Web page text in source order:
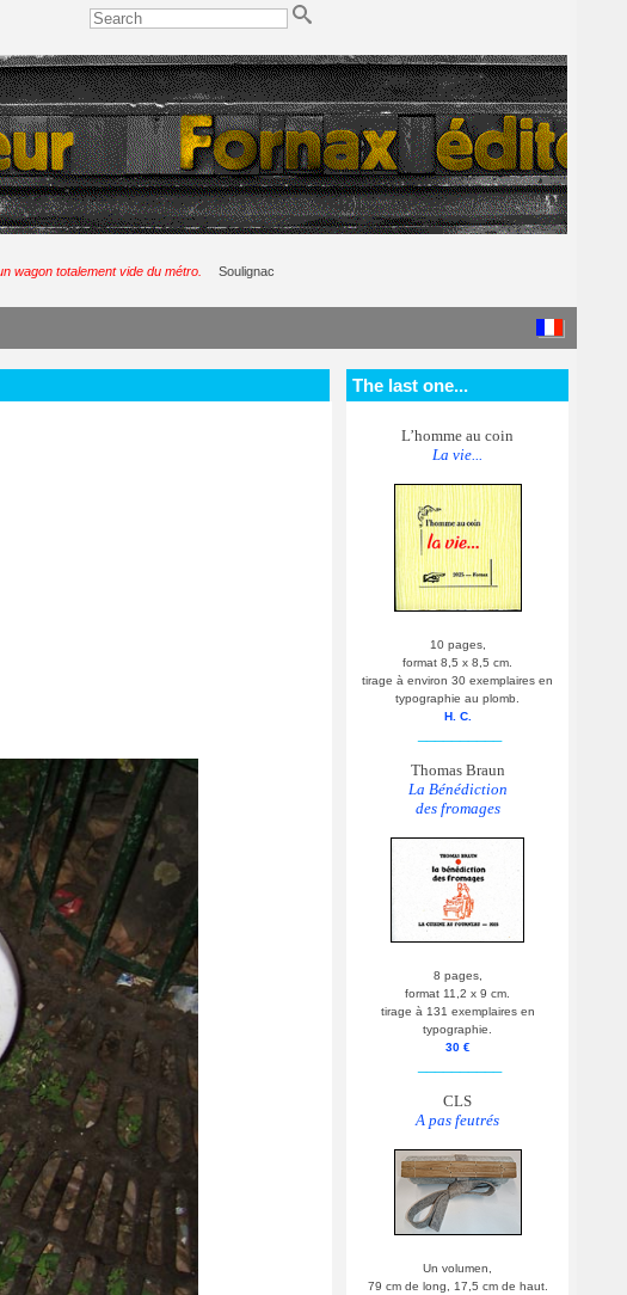
wagon totalement vide du métro. Soulignac
The last one...
L’homme au coin
La vie...
10 pages,
format 8,5 x 8,5 cm.
tirage à environ 30 exemplaires en
typographie au plomb.
H. C.
Thomas Braun
La Bénédiction
des fromages
8 pages,
format 11,2 x 9 cm.
tirage à 131 exemplaires en
typographie.
30 €
CLS
A pas feutrés
Un volumen,
79 cm de long, 17,5 cm de haut.